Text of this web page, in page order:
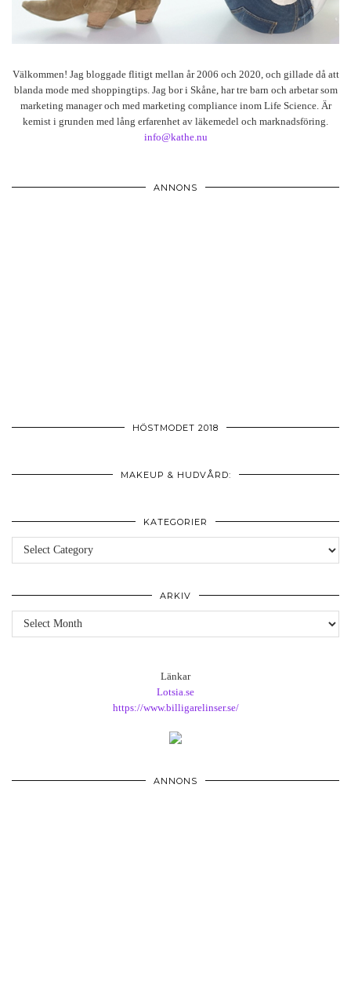
Välkommen! Jag bloggade flitigt mellan år 2006 och 2020, och gillade då att
blanda mode med shoppingtips. Jag bor i Skåne, har tre barn och arbetar som
marketing manager och med marketing compliance inom Life Science. Är
kemist i grunden med lång erfarenhet av läkemedel och marknadsföring.
info@kathe.nu
ANNONS
HÖSTMODET 2018
MAKEUP & HUDVÅRD:
KATEGORIER
Kategorier
ARKIV
Arkiv
Länkar
Lotsia.se
https://www.billigarelinser.se/
ANNONS